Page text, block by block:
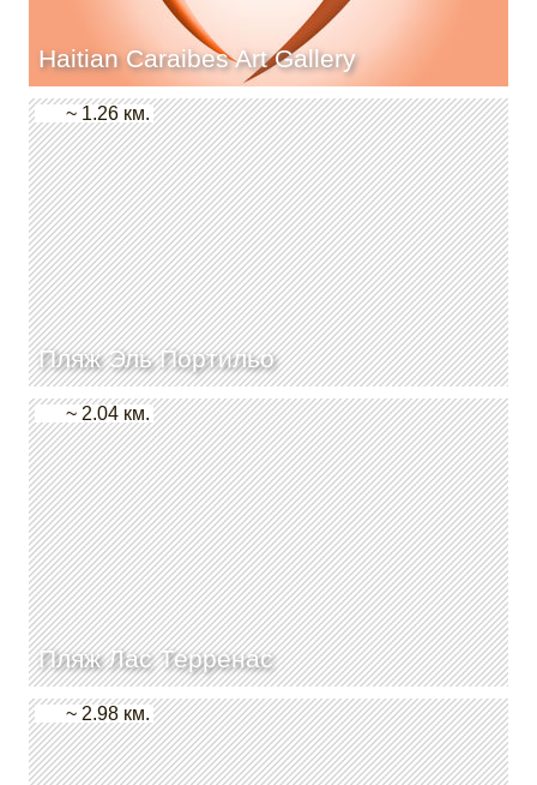
Haitian Caraibes Art Gallery
Пляж Эль Портильо
~ 1.26 км.
Пляж Лас Терренас
~ 2.04 км.
~ 2.98 км.